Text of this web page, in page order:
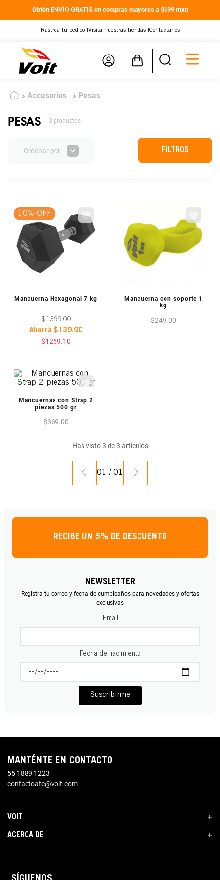
Obtén ENVÍO GRATIS en compras mayores a $699 mxn
Rastrea tu pedido | Visita nuestras tiendas | Contáctanos
Accesorios Pesas
PESAS 3 productos
FILTROS
Ordenar por
10% OFF
VISTA PREVIA
Mancuerna Hexagonal 7 kg
$1399.00
Ahorra $139.90
$1259.10
VISTA PREVIA
Mancuerna con soporte 1
kg
$249.00
VISTA PREVIA
Mancuernas con Strap 2
piezas 500 gr
$369.00
Has visto3 de3 artículos
01 / 01
RECIBE UN 5% DE DESCUENTO
NEWSLETTER
Registra tu correo y fecha de cumpleaños para novedades y ofertas
exclusivas
Email
Fecha de nacimiento
Suscribirme
MANTÉNTE EN CONTACTO
55 1889 1223
contactoatc@voit.com
VOIT +
ACERCA DE +